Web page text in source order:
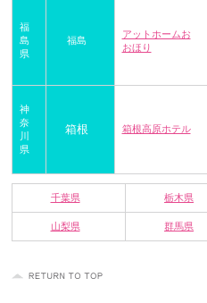
福
島
県
福島
アットホームお
おほり
神
奈
川
県
箱根 箱根高原ホテル
千葉県 栃木県
山梨県 群馬県